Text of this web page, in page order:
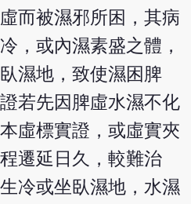
而被濕邪所困，其病
，或內濕素盛之體，
濕地，致使濕困脾
若先因脾虛水濕不化
虛標實證，或虛實夾
遷延日久，較難治
冷或坐臥濕地，水濕